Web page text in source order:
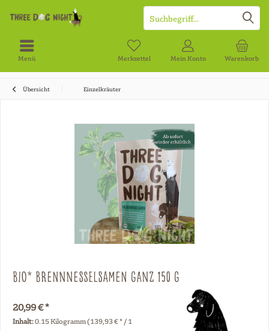
Menü Warenkorb
Merkzettel Mein Konto
Übersicht Einzelkräuter
Bio* Brennnesselsamen ganz 150 g
20,99 € *
Inhalt:0.15 Kilogramm (139,93 € * / 1